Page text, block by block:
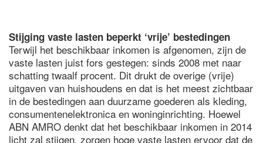
Stijging vaste lasten beperkt ‘vrije’ bestedingen
Terwijl het beschikbaar inkomen is afgenomen, zijn de
vaste lasten juist fors gestegen: sinds 2008 met naar
schatting twaalf procent. Dit drukt de overige (vrije)
uitgaven van huishoudens en dat is het meest zichtbaar
in de bestedingen aan duurzame goederen als kleding,
consumentenelektronica en woninginrichting. Hoewel
ABN AMRO denkt dat het beschikbaar inkomen in 2014
licht zal stijgen, zorgen hoge vaste lasten ervoor dat de